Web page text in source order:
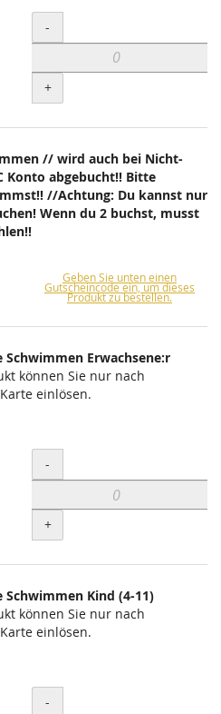
Menge
-
+
// wird auch bei Nicht-
Konto abgebucht!! Bitte
//Achtung: Du kannst nur
Wenn du 2 buchst, musst
Geben Sie unten einen
Gutscheincode ein, um dieses
Produkt zu bestellen.
Schwimmen Erwachsene:r
können Sie nur nach
einlösen.
Menge
-
+
Schwimmen Kind (4-11)
können Sie nur nach
einlösen.
Menge
-